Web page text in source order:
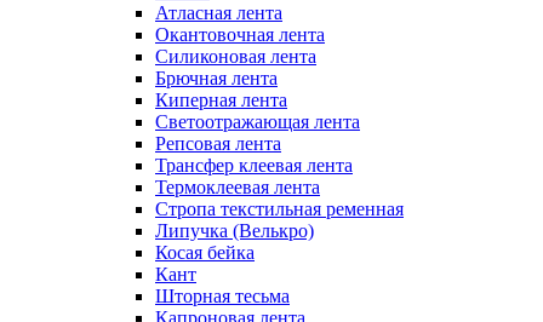
Атласная лента
Окантовочная лента
Силиконовая лента
Брючная лента
Киперная лента
Светоотражающая лента
Репсовая лента
Трансфер клеевая лента
Термоклеевая лента
Стропа текстильная ременная
Липучка (Велькро)
Косая бейка
Кант
Шторная тесьма
Капроновая лента